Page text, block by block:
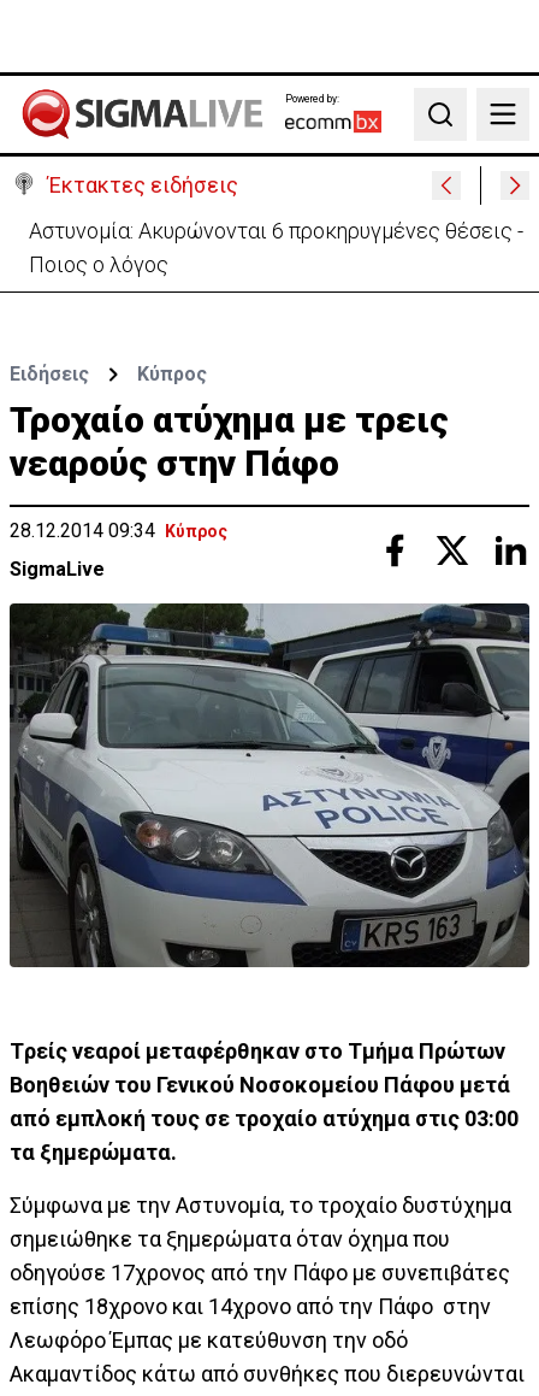
Powered by:
Search
Έκτακτες ειδήσεις
Πίσω στο ΗΒ για την κηδεία του γιου του ο
37χρονος:«Είναι σε άσχημη κατάσταση»
Ειδήσεις Κύπρος
Τροχαίο ατύχημα με τρεις
νεαρούς στην Πάφο
28.12.2014 09:34 Κύπρος
SigmaLive
Tρείς νεαροί μεταφέρθηκαν στο Τμήμα Πρώτων
Βοηθειών του Γενικού Νοσοκομείου Πάφου μετά
από εμπλοκή τους σε τροχαίο ατύχημα στις 03:00
τα ξημερώματα.
Σύμφωνα με την Αστυνομία, το τροχαίο δυστύχημα
σημειώθηκε τα ξημερώματα όταν όχημα που
οδηγούσε 17χρονος από την Πάφο με συνεπιβάτες
επίσης 18χρονο και 14χρονο από την Πάφο στην
Λεωφόρο Έμπας με κατεύθυνση την οδό
Ακαμαντίδος κάτω από συνθήκες που διερευνώνται